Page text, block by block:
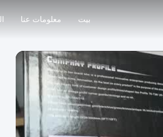
بيت معلومات عنا